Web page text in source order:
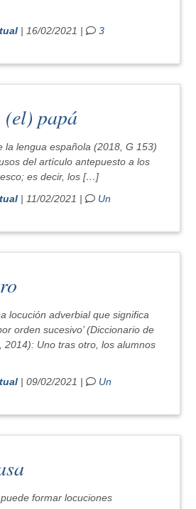
| 16/02/2021 |
3
papá
la lengua española (2018, G 153)
del artículo antepuesto a los
es decir, los […]
| 11/02/2021 |
Un
locución adverbial que significa
orden sucesivo’ (Diccionario de
2014): Uno tras otro, los alumnos
| 09/02/2021 |
Un
formar locuciones